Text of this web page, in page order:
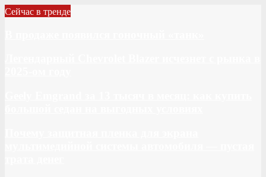
Сейчас в тренде